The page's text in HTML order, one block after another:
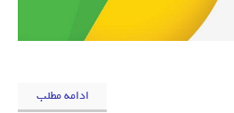
ادامه مطلب